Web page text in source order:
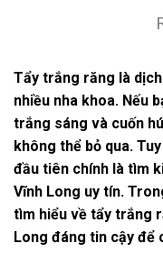
Tẩy trắng răng là
nhiều nha khoa. Nếu
trắng sáng và cuốn
không thể bỏ qua.
đầu tiên chính là tìm
Vĩnh Long uy tín.
tìm hiểu về tẩy trắng
Long đáng tin cậy để